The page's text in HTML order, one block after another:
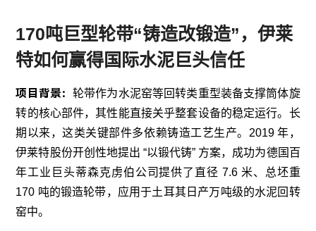
170吨巨型轮带“铸造改锻造”，伊莱
特如何赢得国际水泥巨头信任
项目背景：轮带作为水泥窑等回转类重型装备支撑筒体旋
转的核心部件，其性能直接关乎整套设备的稳定运行。长
期以来，这类关键部件多依赖铸造工艺生产。2019 年，
伊莱特股份开创性地提出 “以锻代铸” 方案，成功为德国百
年工业巨头蒂森克虏伯公司提供了直径 7.6 米、总坯重
170 吨的锻造轮带，应用于土耳其日产万吨级的水泥回转
窑中。